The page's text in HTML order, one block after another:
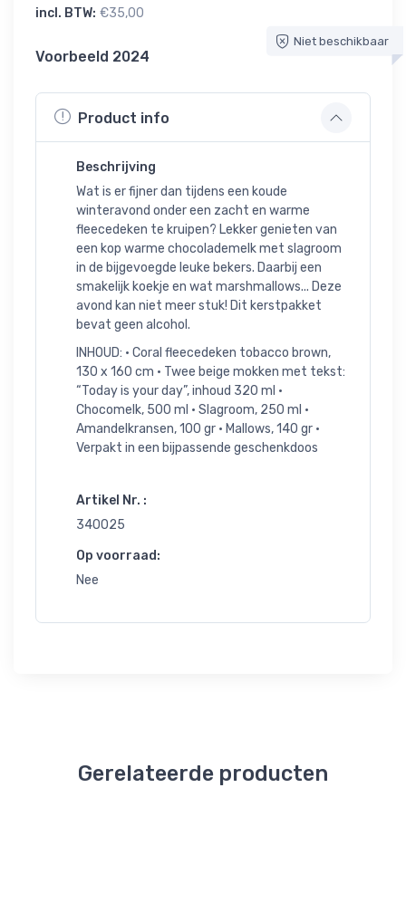
incl. BTW: €35,00
Niet beschikbaar
Voorbeeld 2024
Product info
Beschrijving
Wat is er fijner dan tijdens een koude
winteravond onder een zacht en warme
fleecedeken te kruipen? Lekker genieten van
een kop warme chocolademelk met slagroom
in de bijgevoegde leuke bekers. Daarbij een
smakelijk koekje en wat marshmallows... Deze
avond kan niet meer stuk! Dit kerstpakket
bevat geen alcohol.
INHOUD: • Coral fleecedeken tobacco brown,
130 x 160 cm • Twee beige mokken met tekst:
“Today is your day”, inhoud 320 ml •
Chocomelk, 500 ml • Slagroom, 250 ml •
Amandelkransen, 100 gr • Mallows, 140 gr •
Verpakt in een bijpassende geschenkdoos
Artikel Nr. :
340025
Op voorraad:
Nee
Gerelateerde producten